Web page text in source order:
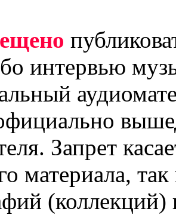
интервью
Запрет
материала,
(коллекций)